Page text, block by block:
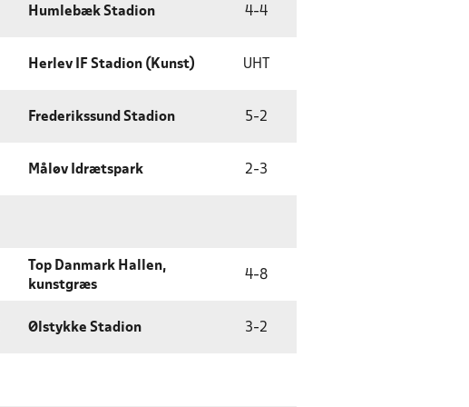
Humlebæk Stadion 4-4
Herlev IF Stadion (Kunst) UHT
Frederikssund Stadion 5-2
Måløv Idrætspark 2-3
Top Danmark Hallen,
kunstgræs
4-8
Ølstykke Stadion 3-2